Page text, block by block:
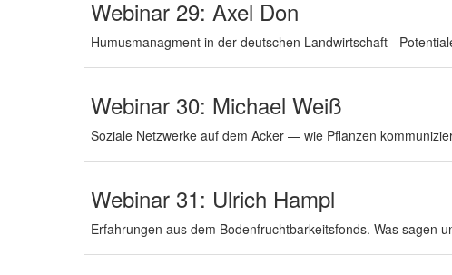
Webinar 29: Axel Don
Humusmanagment in der deutschen Landwirtschaft -
Webinar 30: Michael Weiß
Soziale Netzwerke auf dem Acker — wie Pflanzen
Webinar 31: Ulrich Hampl
Erfahrungen aus dem Bodenfruchtbarkeitsfonds. Was sagen